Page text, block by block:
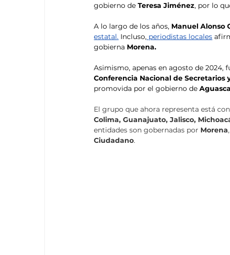
gobierno de Teresa Jiménez, por lo
A lo largo de los años, Manuel Alonso
estatal. Incluso, periodistas locales
gobierna Morena.
Asimismo, apenas en agosto de 2024,
Conferencia Nacional de
promovida por el gobierno de
El grupo que ahora representa está
Colima, Guanajuato, Jalisco,
entidades son gobernadas por Morena
Ciudadano.